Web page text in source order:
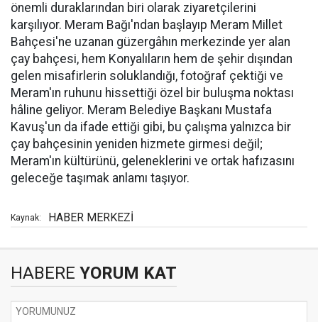
önemli duraklarından biri olarak ziyaretçilerini
karşılıyor. Meram Bağı'ndan başlayıp Meram Millet
Bahçesi'ne uzanan güzergâhın merkezinde yer alan
çay bahçesi, hem Konyalıların hem de şehir dışından
gelen misafirlerin soluklandığı, fotoğraf çektiği ve
Meram'ın ruhunu hissettiği özel bir buluşma noktası
hâline geliyor. Meram Belediye Başkanı Mustafa
Kavuş'un da ifade ettiği gibi, bu çalışma yalnızca bir
çay bahçesinin yeniden hizmete girmesi değil;
Meram'ın kültürünü, geleneklerini ve ortak hafızasını
geleceğe taşımak anlamı taşıyor.
Kaynak: HABER MERKEZİ
HABERE YORUM KAT